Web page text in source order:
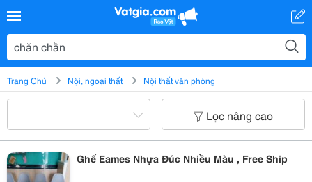
Trang Chủ Nội, ngoại thất Nội thất văn phòng
Lọc nâng cao
Ghế Eames Nhựa Đúc Nhiều Màu , Free Ship